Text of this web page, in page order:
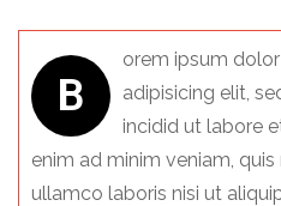
B
orem ipsum
adipisicing elit,
incidid ut labore
enim ad minim veniam,
ullamco laboris nisi ut